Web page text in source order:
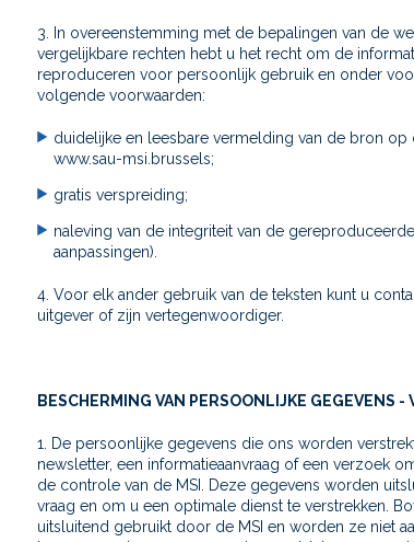
3. In overeenstemming met de bepalingen van de
vergelijkbare rechten hebt u het recht om de
reproduceren voor persoonlijk gebruik en onder
volgende voorwaarden:
duidelijke en leesbare vermelding van de bron
www.sau-msi.brussels;
gratis verspreiding;
naleving van de integriteit van de
aanpassingen).
4. Voor elk ander gebruik van de teksten kunt u
uitgever of zijn vertegenwoordiger.
BESCHERMING VAN PERSOONLIJKE GEGEVENS
1. De persoonlijke gegevens die ons worden
newsletter, een informatieaanvraag of een verzoek
de controle van de MSI. Deze gegevens worden
vraag en om u een optimale dienst te verstrekken.
uitsluitend gebruikt door de MSI en worden ze niet